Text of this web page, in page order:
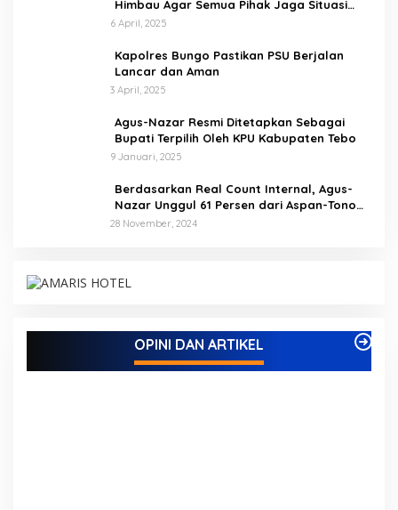
Himbau Agar Semua Pihak Jaga Situasi
Kamtibmas
6 April, 2025
Kapolres Bungo Pastikan PSU Berjalan
Lancar dan Aman
3 April, 2025
Agus-Nazar Resmi Ditetapkan Sebagai
Bupati Terpilih Oleh KPU Kabupaten Tebo
9 Januari, 2025
Berdasarkan Real Count Internal, Agus-
Nazar Unggul 61 Persen dari Aspan-Tono
Hanya 39 Persen
28 November, 2024
OPINI DAN ARTIKEL
Paling Efektif di Indonesia Tahun 2025
Di ADVETORIAL, DAERAH, INFORMASI, JAMBI, NASIONAL, OPINI DAN
ARTIKEL, PEMERINTAHAN, PERISTIWA
| 18 Desember, 2025